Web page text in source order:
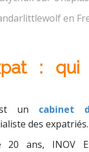
en
: qui
un cabinet
des expatriés.
20 ans, INOV